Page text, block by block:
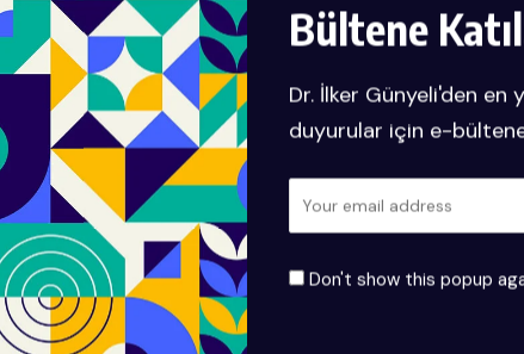
Bültene
Dr. İlker Günyeli'den en
duyurular için e-
Don't show this popup
İLKOKULU ANKARA İLTEKİN İLKOKULU; ORTAOKULU
LİSESİNDE OKUDUM. 1991 YILINDA GAZİ
VE 1997 YILINDA OKUL 7.Sİ OLARAK MEZUN
KADIN SAĞLIĞI EĞİTİM VE ARAŞTIRMA
BAŞLADIM. 2002 YILINDA İHTİSASIMI